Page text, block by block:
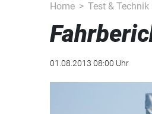
Home Test & Technik
01.08.2013 08:00 Uhr